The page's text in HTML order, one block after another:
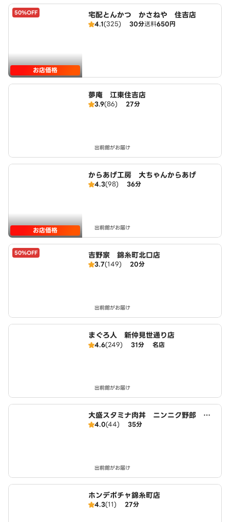
50%OFF
お店価格
宅配とんかつ かさねや 住吉店
4.1(325) 30分送料650円
夢庵 江東住吉店
3.9(86) 27分
出前館がお届け
お店価格
からあげ工房 大ちゃんからあげ
4.3(98) 36分
出前館がお届け
50%OFF 吉野家 錦糸町北口店
3.7(149) 20分
出前館がお届け
まぐろ人 新仲見世通り店
4.6(249) 31分 名店
出前館がお届け
大盛スタミナ肉丼 ニンニク野郎 木
場店
4.0(44) 35分
出前館がお届け
ホンデポチャ錦糸町店
4.3(11) 27分